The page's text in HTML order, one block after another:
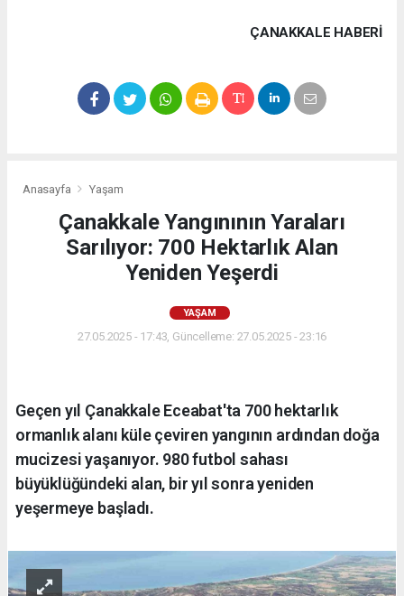
ÇANAKKALE HABERİ
Anasayfa Yaşam
Çanakkale Yangınının Yaraları
Sarılıyor: 700 Hektarlık Alan
Yeniden Yeşerdi
YAŞAM
27.05.2025 - 17:43, Güncelleme: 27.05.2025 - 23:16
Geçen yıl Çanakkale Eceabat'ta 700 hektarlık
ormanlık alanı küle çeviren yangının ardından doğa
mucizesi yaşanıyor. 980 futbol sahası
büyüklüğündeki alan, bir yıl sonra yeniden
yeşermeye başladı.